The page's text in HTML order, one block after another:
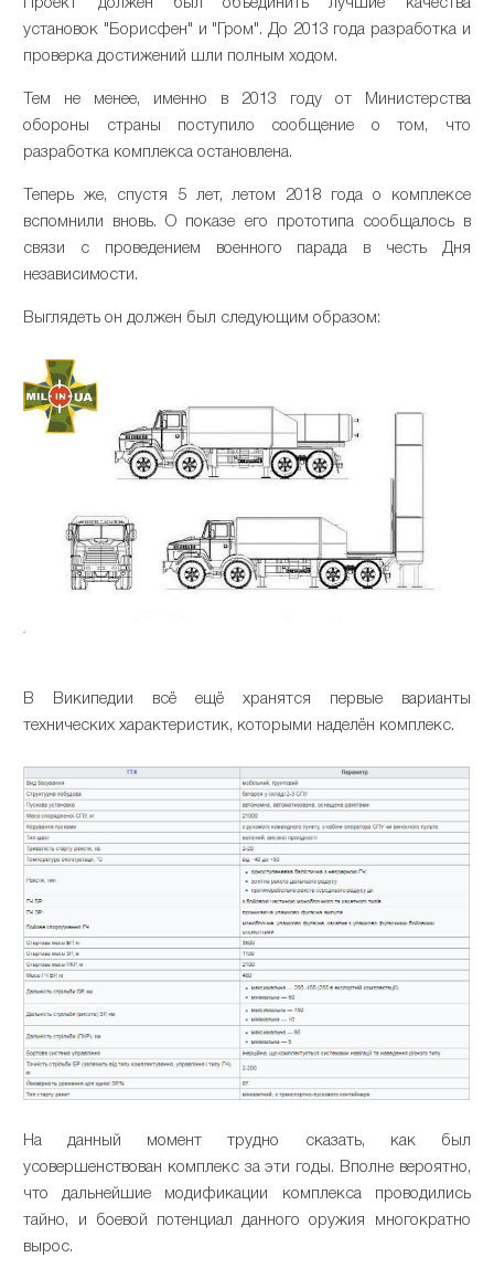
Проект должен был объединить лучшие качества
установок "Борисфен" и "Гром". До 2013 года разработка и
проверка достижений шли полным ходом.
Тем не менее, именно в 2013 году от Министерства
обороны страны поступило сообщение о том, что
разработка комплекса остановлена.
Теперь же, спустя 5 лет, летом 2018 года о комплексе
вспомнили вновь. О показе его прототипа сообщалось в
связи с проведением военного парада в честь Дня
независимости.
Выглядеть он должен был следующим образом:
В Википедии всё ещё хранятся первые варианты
технических характеристик, которыми наделён комплекс.
На данный момент трудно сказать, как был
усовершенствован комплекс за эти годы. Вполне вероятно,
что дальнейшие модификации комплекса проводились
тайно, и боевой потенциал данного оружия многократно
вырос.